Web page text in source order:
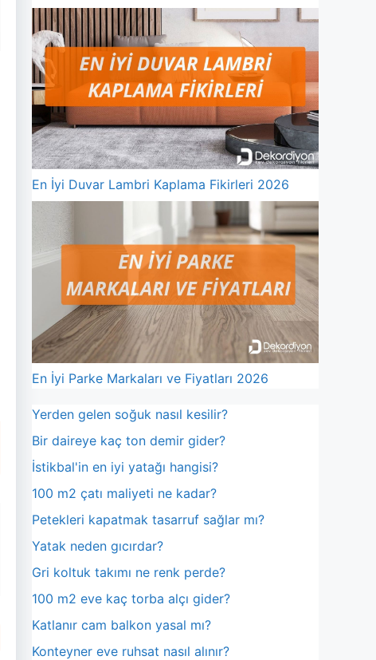
En İyi Duvar Lambri Kaplama Fikirleri 2026
En İyi Parke Markaları ve Fiyatları 2026
Yerden gelen soğuk nasıl kesilir?
Bir daireye kaç ton demir gider?
İstikbal'in en iyi yatağı hangisi?
100 m2 çatı maliyeti ne kadar?
Petekleri kapatmak tasarruf sağlar mı?
Yatak neden gıcırdar?
Gri koltuk takımı ne renk perde?
100 m2 eve kaç torba alçı gider?
Katlanır cam balkon yasal mı?
Konteyner eve ruhsat nasıl alınır?